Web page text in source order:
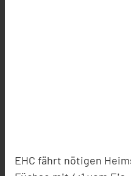
EHC fährt nötigen